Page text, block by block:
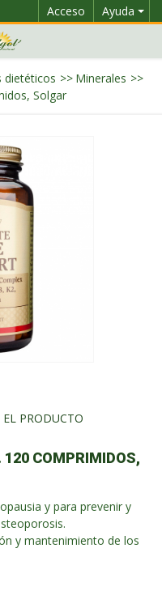
Ayuda
Acceso
dietéticos >> Minerales >>
Solgar
PRODUCTO
COMPRIMIDOS,
y para prevenir y
y mantenimiento de los